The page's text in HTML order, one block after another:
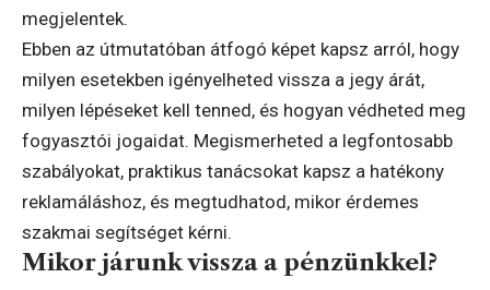
megjelentek.
Ebben az útmutatóban átfogó képet kapsz arról, hogy
milyen esetekben igényelheted vissza a jegy árát,
milyen lépéseket kell tenned, és hogyan védheted meg
fogyasztói jogaidat. Megismerheted a legfontosabb
szabályokat, praktikus tanácsokat kapsz a hatékony
reklamáláshoz, és megtudhatod, mikor érdemes
szakmai segítséget kérni.
Mikor járunk vissza a pénzünkkel?